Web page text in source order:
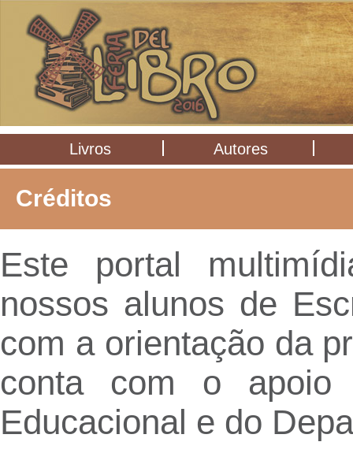
Livros Autores
Créditos
Este portal
nossos alunos de
com a orientação da
conta com o apoio
Educacional e do